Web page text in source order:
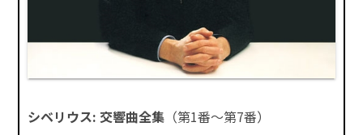
シベリウス: 交響曲全集 （第1番～第7番）